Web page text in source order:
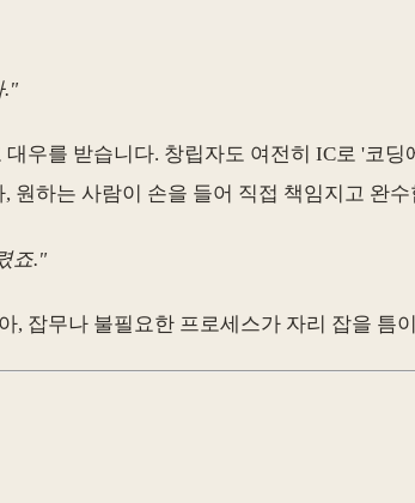
."
우를 받습니다. 창립자도 여전히 IC로 '코
원하는 사람이 손을 들어 직접 책임지고 완수
죠."
, 잡무나 불필요한 프로세스가 자리 잡을 틈